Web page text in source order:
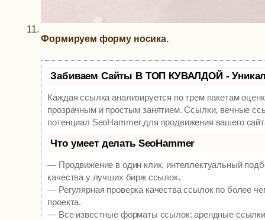
Формируем форму носика.
Забиваем Сайты В ТОП КУВАЛДОЙ -
Каждая ссылка анализируется по трем пакетам
прозрачным и простым занятием. Ссылки, вечные
потенциал SeoHammer для продвижения вашего
Что умеет делать SeoHammer
— Продвижение в один клик, интеллектуальный
качества у лучших бирж ссылок.
— Регулярная проверка качества ссылок по более
проекта.
— Все известные форматы ссылок: арендные